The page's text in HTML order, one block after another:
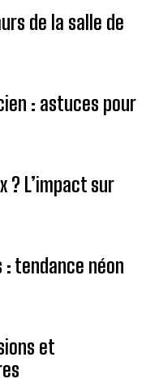
de la salle de
: astuces pour
? L’impact sur
: tendance néon
et